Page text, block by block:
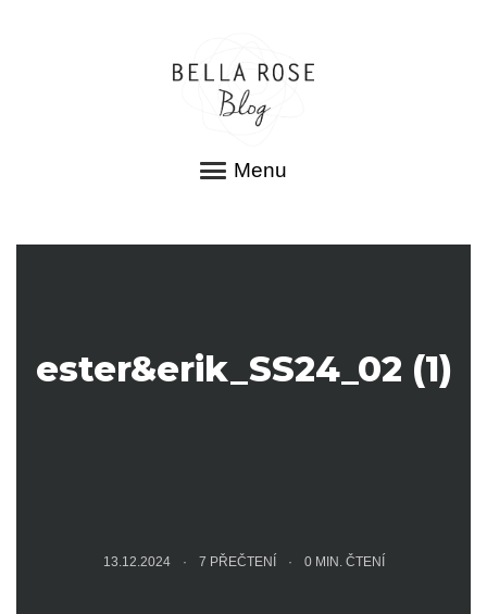
Menu
ester&erik_SS24_02 (1)
13.12.2024 7 PŘEČTENÍ 0 MIN. ČTENÍ